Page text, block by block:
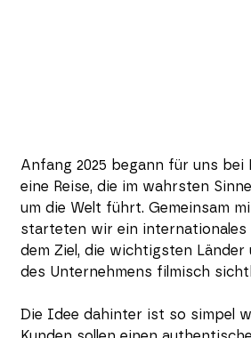
Anfang 2025 begann für uns
eine Reise, die im wahrsten
um die Welt führt. Gemeinsam
starteten wir ein internationales
dem Ziel, die wichtigsten Länder
des Unternehmens filmisch
Die Idee dahinter ist so simpel